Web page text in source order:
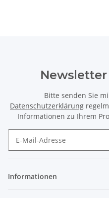
Bitte senden Sie
Datenschutzerklärung
Informationen zu Ihrem
Informationen